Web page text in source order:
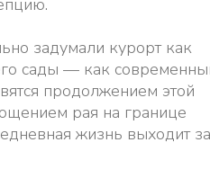
задумали курорт как
сады — как
продолжением этой
рая на границе
жизнь выходит за